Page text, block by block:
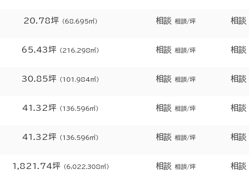
20.78坪 （68.695㎡） 相談 相談/坪 相談
65.43坪 （216.298㎡） 相談 相談/坪 相談
30.85坪 （101.984㎡） 相談 相談/坪 相談
41.32坪 （136.596㎡） 相談 相談/坪 相談
41.32坪 （136.596㎡） 相談 相談/坪 相談
1,821.74坪 （6,022.308㎡） 相談 相談/坪 相談